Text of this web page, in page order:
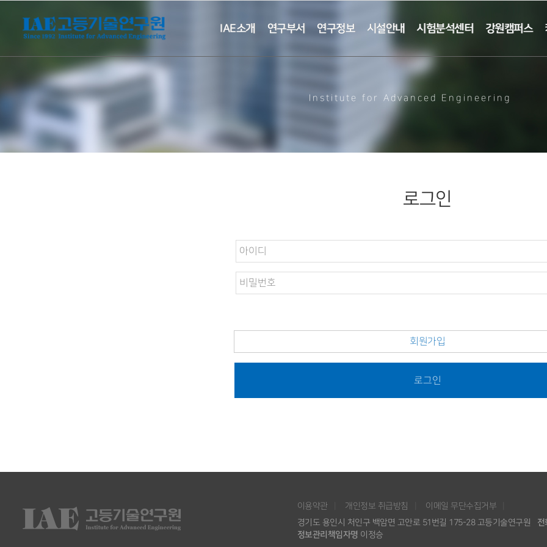
IAE소개 연구부서 연구정보 시설안내 시험분석센터 강원캠퍼스
Institute for Advanced Engineering
로그인
회원가입
로그인
이용약관 개인정보 취급방침
이메일 무단수집거부
경기도 용인시 처인구 백암면 고안로 51번길 175-28 고등기술연구원
전
정보관리책임자명 이정승